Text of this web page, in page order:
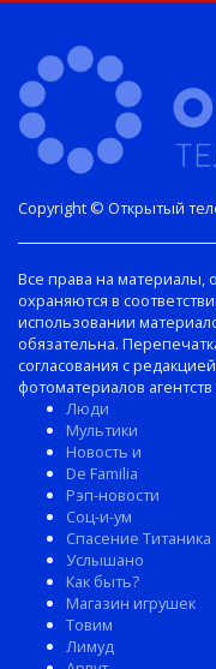
Все права на материалы,
охраняются в
использовании
обязательна.
согласования с
фотоматериалов
Люди
Мультики
Новость и
De Familia
Рэп-новости
Соц-и-ум
Спасение Титаника
Услышано
Как быть?
Магазин игрушек
Товим
Лимуд